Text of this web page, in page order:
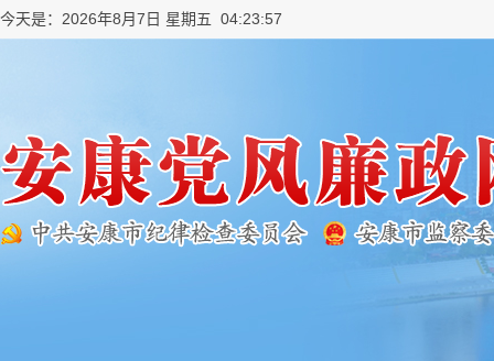
今天是：2026年8月7日 星期五 04:23:58